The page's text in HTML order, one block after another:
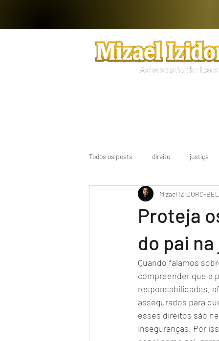
Todos os posts direito justiça
Proteja
do pai
Mizael IZIDORO-
Quando falamos
compreender que a
responsabilidades,
assegurados para
esses direitos são
inseguranças. Por